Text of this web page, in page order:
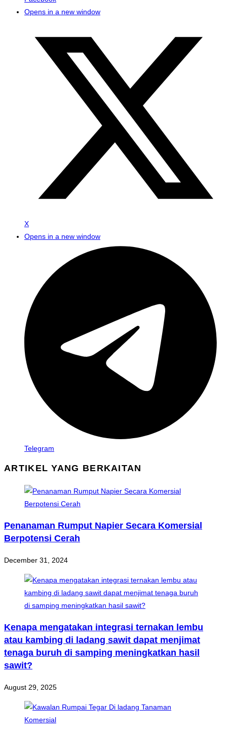
Opens in a new window
X
Opens in a new window
Telegram
ARTIKEL YANG BERKAITAN
Penanaman Rumput Napier Secara Komersial
Berpotensi Cerah
December 31, 2024
Kenapa mengatakan integrasi ternakan lembu
atau kambing di ladang sawit dapat menjimat
tenaga buruh di samping meningkatkan hasil
sawit?
August 29, 2025